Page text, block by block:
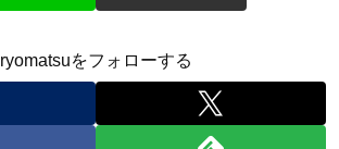
ryomatsuをフォローする